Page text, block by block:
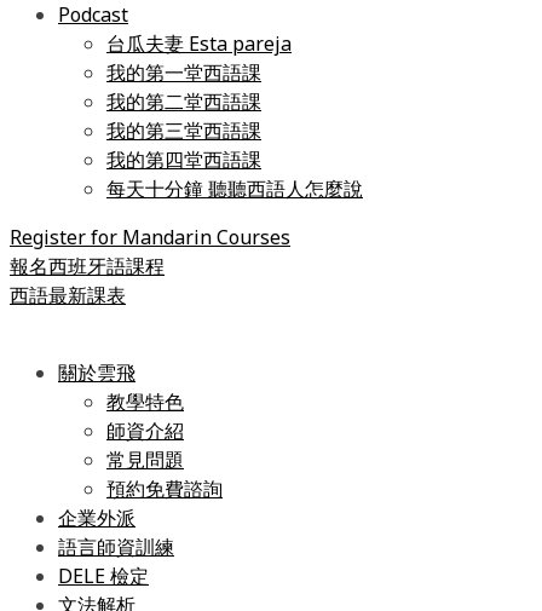
Podcast
台瓜夫妻 Esta pareja
我的第一堂西語課
我的第二堂西語課
我的第三堂西語課
我的第四堂西語課
每天十分鐘 聽聽西語人怎麼說
Register for Mandarin Courses
報名西班牙語課程
西語最新課表
關於雲飛
教學特色
師資介紹
常見問題
預約免費諮詢
企業外派
語言師資訓練
DELE 檢定
文法解析